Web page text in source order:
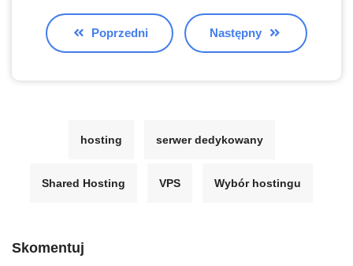
Poprzedni Następny
hosting serwer dedykowany
Shared Hosting VPS Wybór hostingu
Skomentuj